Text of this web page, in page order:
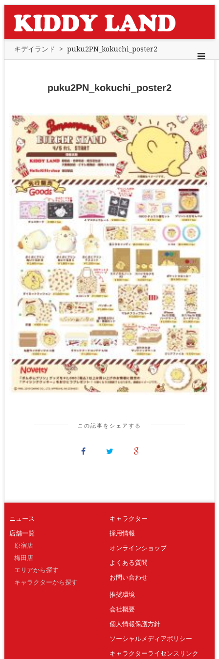
キデイランド > puku2PN_kokuchi_poster2
puku2PN_kokuchi_poster2
この記事をシェアする
ニュース
店舗一覧
原宿店
梅田店
エリアから探す
キャラクターから探す
キャラクター
採用情報
オンラインショップ
よくある質問
お問い合わせ
推奨環境
会社概要
個人情報保護方針
ソーシャルメディアポリシー
キャラクターライセンスリンク